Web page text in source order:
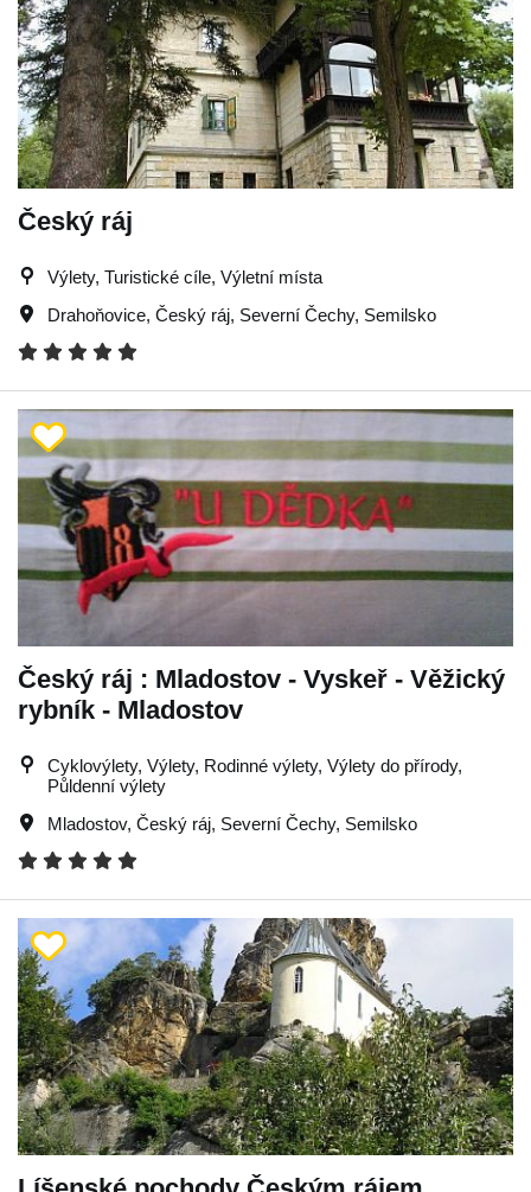
Český ráj
Výlety, Turistické cíle, Výletní místa
Drahoňovice, Český ráj, Severní Čechy, Semilsko
Český ráj : Mladostov - Vyskeř - Věžický
rybník - Mladostov
Cyklovýlety, Výlety, Rodinné výlety, Výlety do přírody,
Půldenní výlety
Mladostov, Český ráj, Severní Čechy, Semilsko